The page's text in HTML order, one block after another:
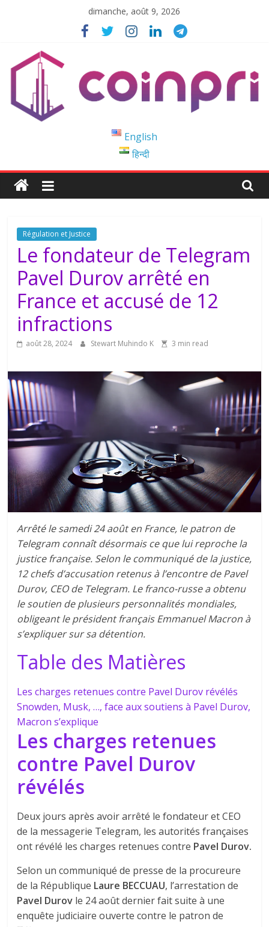
dimanche, août 9, 2026
Blockchain
Easy
to
English
हिन्दी
Régulation et Justice
Le fondateur de Telegram
Pavel Durov arrêté en
France et accusé de 12
infractions
août 28, 2024 Stewart Muhindo K 3 min read
Arrêté le samedi 24 août en France, le patron de
Telegram connaît désormais ce que lui reproche la
justice française. Selon le communiqué de la justice,
12 chefs d’accusation retenus à l’encontre de Pavel
Durov, CEO de Telegram. Le franco-russe a obtenu
le soutien de plusieurs personnalités mondiales,
obligeant le président français Emmanuel Macron à
s’expliquer sur sa détention.
Table des Matières
Les charges retenues contre Pavel Durov révélés
Snowden, Musk, …, face aux soutiens à Pavel Durov,
Macron s’explique
Les charges retenues
contre Pavel Durov
révélés
Deux jours après avoir arrêté le fondateur et CEO
de la messagerie Telegram, les autorités françaises
ont révélé les charges retenues contre Pavel Durov.
Selon un communiqué de presse de la procureure
de la République Laure BECCUAU, l’arrestation de
Pavel Durov le 24 août dernier fait suite à une
enquête judiciaire ouverte contre le patron de